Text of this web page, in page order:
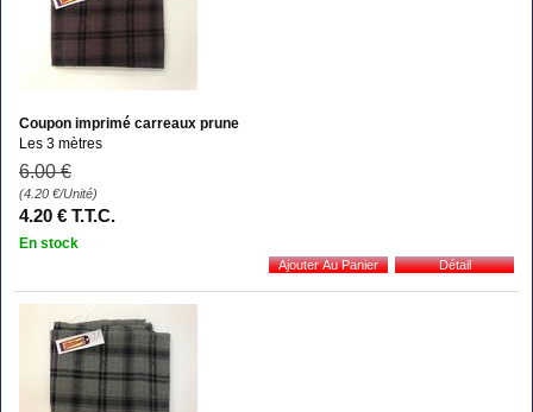
Coupon imprimé carreaux prune
Les 3 mètres
6.00 €
(4.20 €/Unité)
4.20 € T.T.C.
En stock